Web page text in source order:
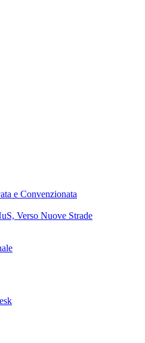
e Convenzionata
Verso Nuove Strade